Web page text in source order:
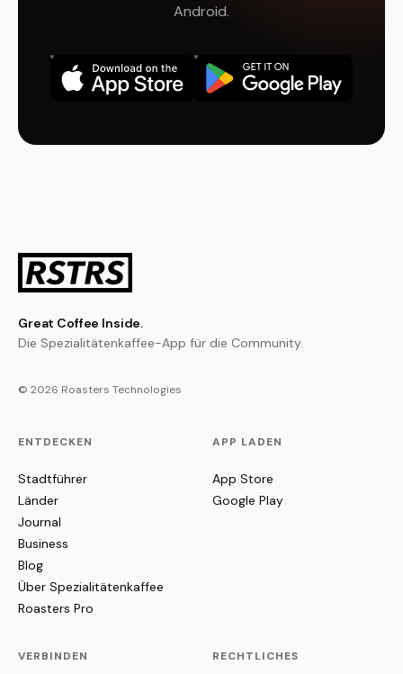
Android.
Great Coffee Inside.
Die Spezialitätenkaffee-App für die Community.
© 2026 Roasters Technologies
ENTDECKEN
Stadtführer
Länder
Journal
Business
Blog
Über Spezialitätenkaffee
Roasters Pro
APP LADEN
App Store
Google Play
VERBINDEN RECHTLICHES